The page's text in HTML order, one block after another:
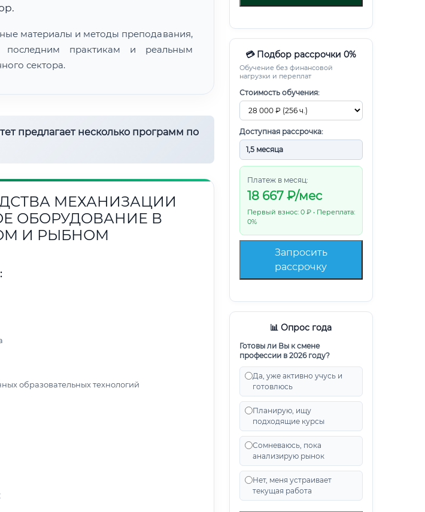
💳 Подбор рассрочки 0%
Обучение без финансовой
нагрузки и переплат
Стоимость обучения:
Доступная рассрочка:
Платеж в месяц:
18 667₽/мес
Первый взнос: 0 ₽ • Переплата:
0%
Запросить
рассрочку
📊 Опрос года
Готовы ли Вы к смене
профессии в 2026 году?
Да, уже активно учусь и
готовлюсь
Планирую, ищу
подходящие курсы
Сомневаюсь, пока
анализирую рынок
Нет, меня устраивает
текущая работа
материалы и методы преподавания,
последним практикам и реальным
сектора.
предлагает несколько программ по
МЕХАНИЗАЦИИ
ОБОРУДОВАНИЕ В
И РЫБНОМ
образовательных технологий